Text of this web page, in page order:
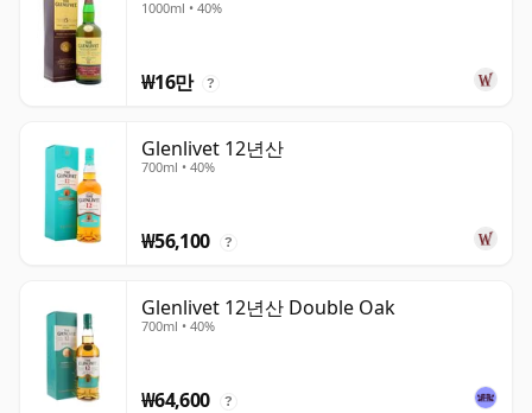
1000ml • 40%
₩16만 ?
Glenlivet 12년산
700ml • 40%
₩56,100 ?
Glenlivet 12년산 Double Oak
700ml • 40%
₩64,600 ?